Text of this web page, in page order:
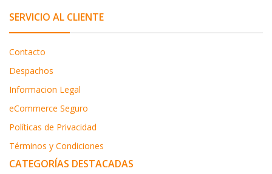
SERVICIO AL CLIENTE
Contacto
Despachos
Informacion Legal
eCommerce Seguro
Políticas de Privacidad
Términos y Condiciones
CATEGORÍAS DESTACADAS